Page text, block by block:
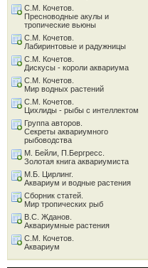
С.М. Кочетов.
Пресноводные акулы и
тропические вьюны
С.М. Кочетов.
Лабиринтовые и радужницы
С.М. Кочетов.
Дискусы - короли аквариума
С.М. Кочетов.
Мир водных растений
С.М. Кочетов.
Цихлиды - рыбы с интеллектом
Группа авторов.
Секреты аквариумного
рыбоводства
М. Бейли, П.Бергресс.
Золотая книга аквариумиста
М.Б. Цирлинг.
Аквариум и водные растения
Сборник статей.
Мир тропических рыб
В.С. Жданов.
Аквариумные растения
С.М. Кочетов.
Аквариум